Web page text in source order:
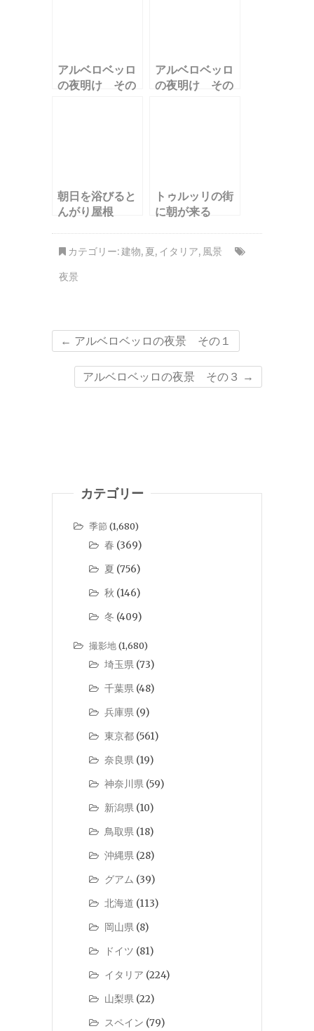
アルベロベッロ
の夜明け その
アルベロベッロ
の夜明け その
朝日を浴びると
んがり屋根
トゥルッリの街
に朝が来る
カテゴリー:建物, 夏, イタリア, 風景
夜景
← アルベロベッロの夜景 その１
アルベロベッロの夜景 その３ →
カテゴリー
季節 (1,680)
春 (369)
夏 (756)
秋 (146)
冬 (409)
撮影地(1,680)
埼玉県 (73)
千葉県 (48)
兵庫県 (9)
東京都 (561)
奈良県 (19)
神奈川県 (59)
新潟県 (10)
鳥取県 (18)
沖縄県 (28)
グアム (39)
北海道 (113)
岡山県 (8)
ドイツ (81)
イタリア (224)
山梨県 (22)
スペイン (79)